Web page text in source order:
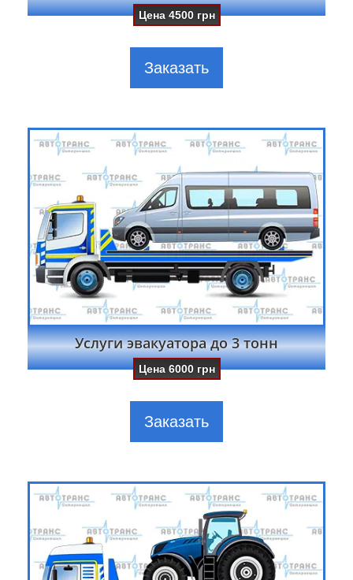
Цена4500 грн
Заказать
Услуги эвакуатора до 3 тонн
Цена6000 грн
Заказать